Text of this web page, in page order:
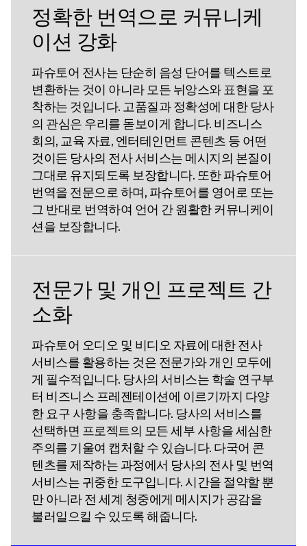
정확한 번역으로 커뮤니케
이션 강화
파슈토어 전사는 단순히 음성 단어를 텍스트로
변환하는 것이 아니라 모든 뉘앙스와 표현을 포
착하는 것입니다. 고품질과 정확성에 대한 당사
의 관심은 우리를 돋보이게 합니다. 비즈니스
회의, 교육 자료, 엔터테인먼트 콘텐츠 등 어떤
것이든 당사의 전사 서비스는 메시지의 본질이
그대로 유지되도록 보장합니다. 또한 파슈토어
번역을 전문으로 하며, 파슈토어를 영어로 또는
그 반대로 번역하여 언어 간 원활한 커뮤니케이
션을 보장합니다.
전문가 및 개인 프로젝트 간
소화
파슈토어 오디오 및 비디오 자료에 대한 전사
서비스를 활용하는 것은 전문가와 개인 모두에
게 필수적입니다. 당사의 서비스는 학술 연구부
터 비즈니스 프레젠테이션에 이르기까지 다양
한 요구 사항을 충족합니다. 당사의 서비스를
선택하면 프로젝트의 모든 세부 사항을 세심한
주의를 기울여 캡처할 수 있습니다. 다국어 콘
텐츠를 제작하는 과정에서 당사의 전사 및 번역
서비스는 귀중한 도구입니다. 시간을 절약할 뿐
만 아니라 전 세계 청중에게 메시지가 공감을
불러일으킬 수 있도록 해줍니다.